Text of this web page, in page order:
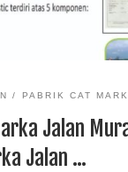
PABRIK CAT
Jalan
Jalan …